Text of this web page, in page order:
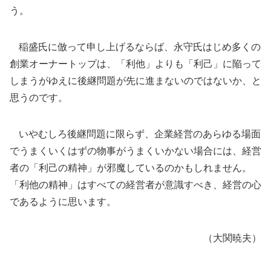
う。
稲盛氏に倣って申し上げるならば、永守氏はじめ多くの
創業オーナートップは、「利他」よりも「利己」に陥って
しまうがゆえに後継問題が先に進まないのではないか、と
思うのです。
いやむしろ後継問題に限らず、企業経営のあらゆる場面
でうまくいくはずの物事がうまくいかない場合には、経営
者の「利己の精神」が邪魔しているのかもしれません。
「利他の精神」はすべての経営者が意識すべき、経営の心
であるように思います。
（大関暁夫）